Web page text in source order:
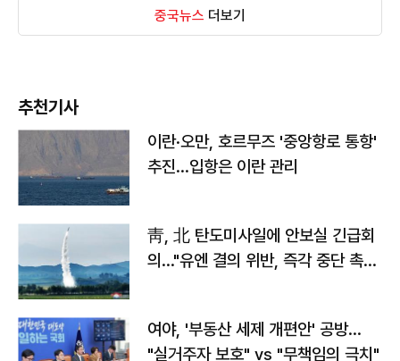
중국뉴스 더보기
추천기사
이란·오만, 호르무즈 '중앙항로 통항'
추진…입항은 이란 관리
靑, 北 탄도미사일에 안보실 긴급회
의…"유엔 결의 위반, 즉각 중단 촉
여야, '부동산 세제 개편안' 공방…
"실거주자 보호" vs "무책임의 극치"